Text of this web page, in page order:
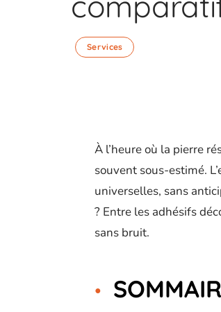
Services
À l’heure où la pierre
souvent sous-estimé.
universelles, sans
? Entre les adhésifs
sans bruit.